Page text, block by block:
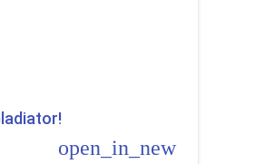
open_in_new